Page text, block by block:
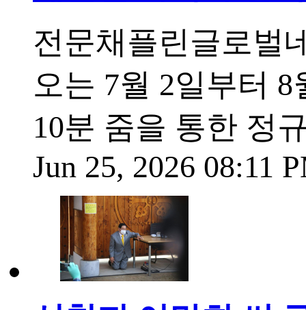
전문채플린글로벌
오는 7월 2일부터
10분 줌을 통한 정
Jun 25, 2026 08:11